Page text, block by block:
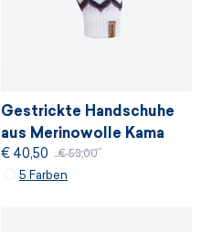
Gestrickte Handschuhe
aus Merinowolle Kama
R112
€ 40,50 € 53,00
5 Farben